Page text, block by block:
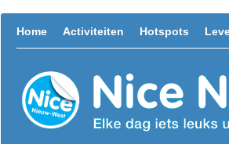
Home Activiteiten Hotspots